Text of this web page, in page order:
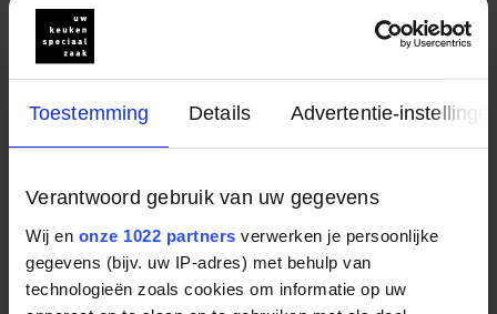
Toestemming Details Advertentie-
Verantwoord gebruik van uw gegevens
Wij en onze 1022 partners verwerken je persoonlijke
gegevens (bijv. uw IP-adres) met behulp van
technologieën zoals cookies om informatie op uw